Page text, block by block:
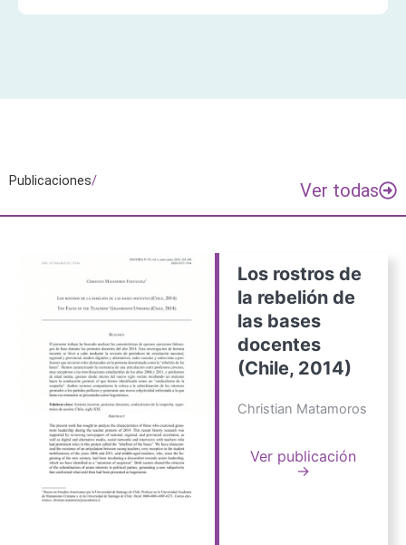
Publicaciones/ Ver todas
Los rostros de
la rebelión de
las bases
docentes
(Chile, 2014)
Christian Matamoros
Ver publicación
→